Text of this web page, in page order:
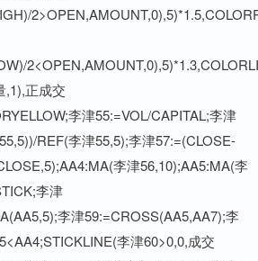
,1),正成交
李津55:=VOL/CAPITAL;李津
REF(李津55,5);李津57:=(CLOSE-
李津56,10);AA5:MA(李
李津
李津59:=CROSS(AA5,AA7);李
李津60>0,0,成交